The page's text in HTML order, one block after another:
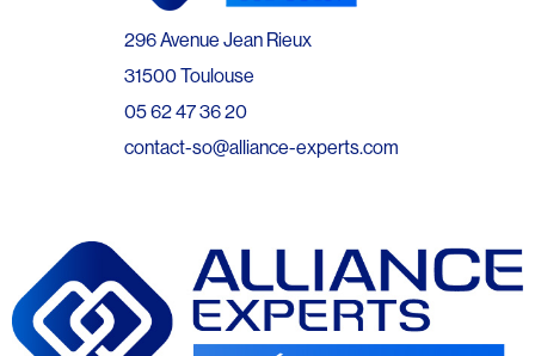
296 Avenue Jean Rieux
31500 Toulouse
05 62 47 36 20
contact-so@alliance-experts.com